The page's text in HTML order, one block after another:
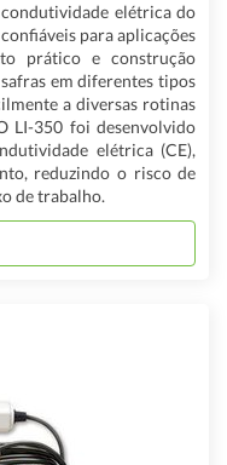
elétrica do
para aplicações
prático e construção
em diferentes tipos
a diversas rotinas
LI-350 foi desenvolvido
elétrica (CE),
reduzindo o risco de
de trabalho.